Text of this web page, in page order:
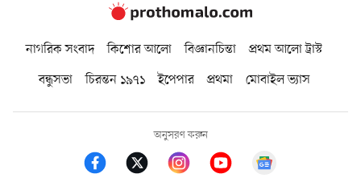
নাগরিক সংবাদ কিশোর আলো বিজ্ঞানচিন্তা
প্রথম আলো ট্রাস্ট
বন্ধুসভা
চিরন্তন ১৯৭১ ইপেপার প্রথমা মোবাইল ভ্যাস
অনুসরণ করুন